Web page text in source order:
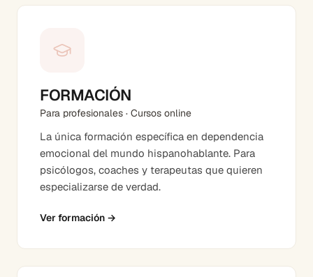
FORMACIÓN
Para profesionales · Cursos online
La única formación específica en dependencia
emocional del mundo hispanohablante. Para
psicólogos, coaches y terapeutas que quieren
especializarse de verdad.
Ver formación →